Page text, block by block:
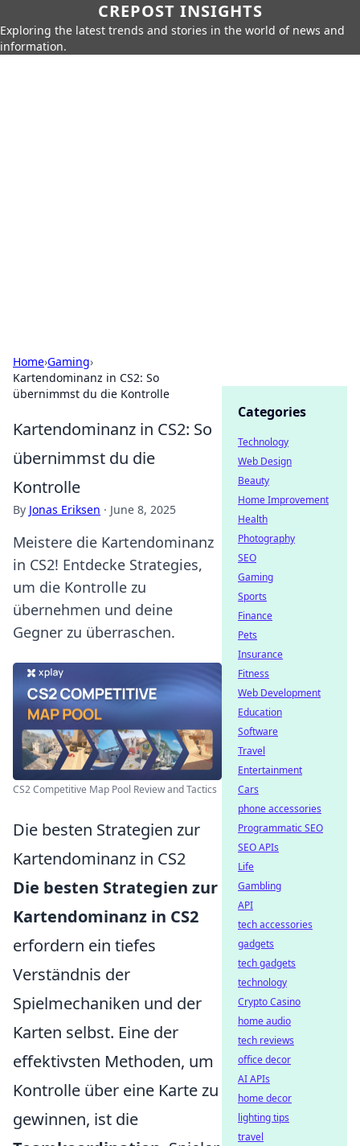
CREPOST INSIGHTS
Exploring the latest trends and stories in the world of news and
information.
Home›Gaming›
Kartendominanz in CS2: So
übernimmst du die Kontrolle
Kartendominanz in CS2: So
übernimmst du die
Kontrolle
By Jonas Eriksen · June 8, 2025
Meistere die Kartendominanz
in CS2! Entdecke Strategies,
um die Kontrolle zu
übernehmen und deine
Gegner zu überraschen.
CS2 Competitive Map Pool Review and Tactics
Die besten Strategien zur
Kartendominanz in CS2
Die besten Strategien zur
Kartendominanz in CS2
erfordern ein tiefes
Verständnis der
Spielmechaniken und der
Karten selbst. Eine der
effektivsten Methoden, um
Kontrolle über eine Karte zu
gewinnen, ist die
Categories
Technology
Web Design
Beauty
Home Improvement
Health
Photography
SEO
Gaming
Sports
Finance
Pets
Insurance
Fitness
Web Development
Education
Software
Travel
Entertainment
Cars
phone accessories
Programmatic SEO
SEO APIs
Life
Gambling
API
tech accessories
gadgets
tech gadgets
technology
Crypto Casino
home audio
tech reviews
office decor
AI APIs
home decor
lighting tips
travel